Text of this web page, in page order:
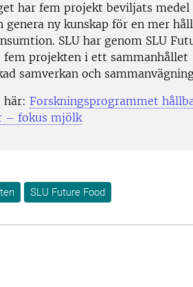
har fem projekt beviljats
genera ny kunskap för en mer
SLU har genom SLU
projekten i ett sammanhållet
samverkan och
här: Forskningsprogrammet
– fokus mjölk
SLU Future Food